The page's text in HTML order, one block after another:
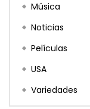
Música
Noticias
Películas
USA
Variedades